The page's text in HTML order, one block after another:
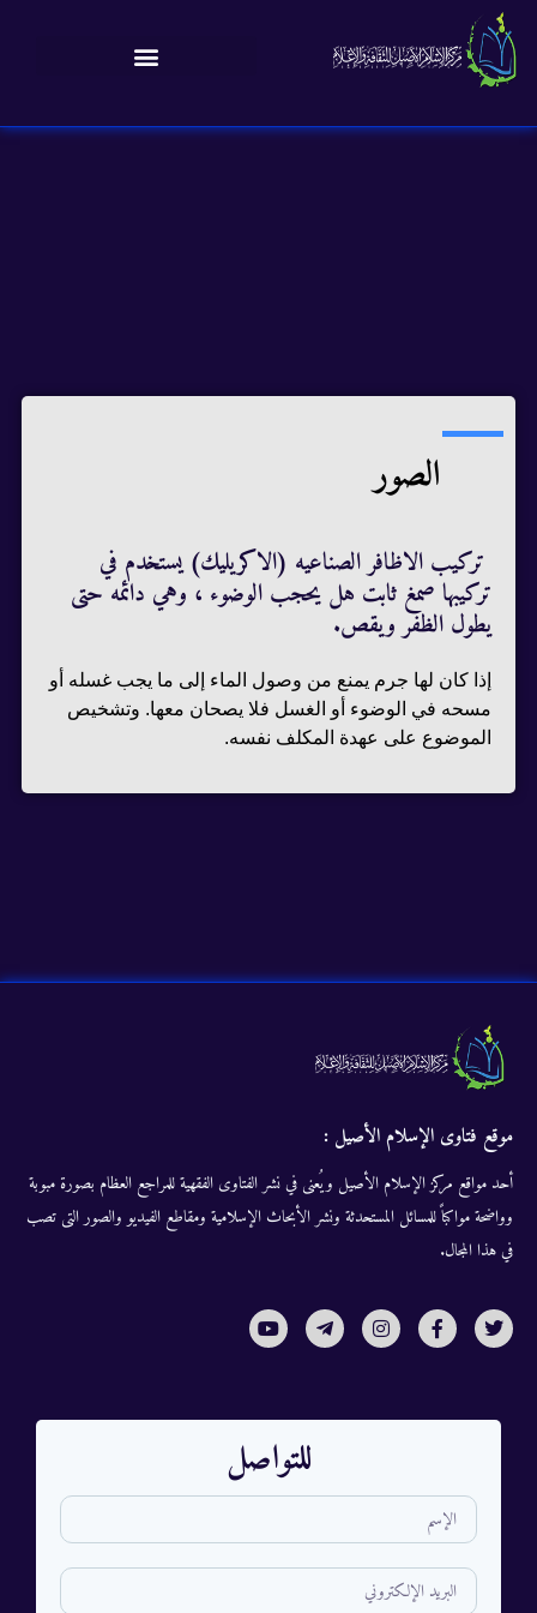
الصور
تركيب الاظافر الصناعيه (الاكريليك) يستخدم في
تركيبها صمغ ثابت هل يحجب الوضوء ، وهي دائمه حتى
يطول الظفر ويقص.
إذا كان لها جرم يمنع من وصول الماء إلى ما يجب غسله أو
مسحه في الوضوء أو الغسل فلا يصحان معها. وتشخيص
الموضوع على عهدة المكلف نفسه.
موقع فتاوى الإسلام الأصيل :
أحد مواقع مركز الإسلام الأصيل ويُعنى في نشر الفتاوى الفقهية للمراجع العظام بصورة مبوبة
وواضحة مواكباً للمسائل المستحدثة ونشر الأبحاث الإسلامية ومقاطع الفيديو والصور التى تصب
في هذا المجال.
للتواصل